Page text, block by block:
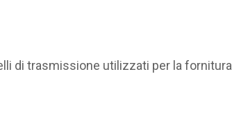
di trasmissione utilizzati per la fornitura